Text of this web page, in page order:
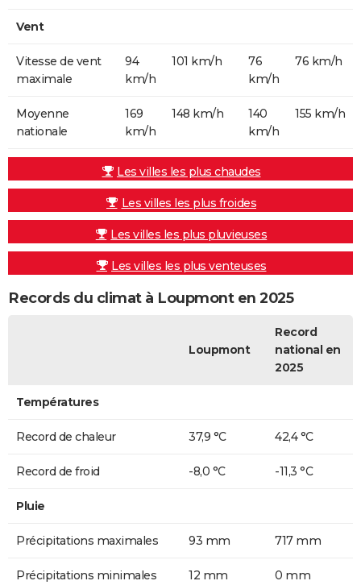
Vent
Vitesse de vent
maximale
94
km/h
101 km/h
76
km/h
76 km/h
Moyenne
nationale
169
km/h
148 km/h
140
km/h
155 km/h
Les villes les plus chaudes
Les villes les plus froides
Les villes les plus pluvieuses
Les villes les plus venteuses
Records du climat à Loupmont en 2025
Loupmont
Record
national en
2025
Températures
Record de chaleur 37,9 °C 42,4 °C
Record de froid -8,0 °C -11,3 °C
Pluie
Précipitations maximales 93 mm 717 mm
Précipitations minimales 12 mm 0 mm